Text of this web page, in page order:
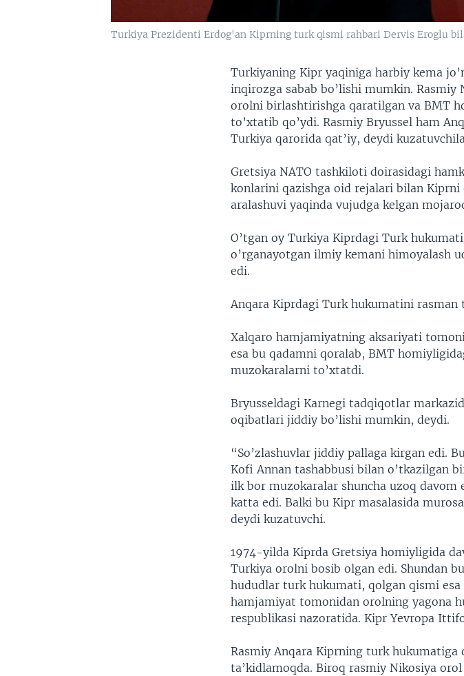
Turkiya Prezidenti Erdog'an Kiprning turk qismi rahbari Dervis Eroglu
Turkiyaning Kipr yaqiniga harbiy kema
inqirozga sabab bo’lishi mumkin.
orolni birlashtirishga qaratilgan va BMT
to’xtatib qo’ydi. Rasmiy Bryussel ham
Turkiya qarorida qat’iy, deydi
Gretsiya NATO tashkiloti doirasidagi
konlarini qazishga oid rejalari bilan
aralashuvi yaqinda vujudga kelgan
O’tgan oy Turkiya Kiprdagi Turk
o’rganayotgan ilmiy kemani himoyalash
edi.
Anqara Kiprdagi Turk hukumatini rasman
Xalqaro hamjamiyatning aksariyati
esa bu qadamni qoralab, BMT
muzokaralarni to’xtatdi.
Bryusseldagi Karnegi tadqiqotlar
oqibatlari jiddiy bo’lishi mumkin, deydi.
“So’zlashuvlar jiddiy pallaga kirgan edi.
Kofi Annan tashabbusi bilan o’tkazilgan
ilk bor muzokaralar shuncha uzoq
katta edi. Balki bu Kipr masalasida
deydi kuzatuvchi.
1974-yilda Kiprda Gretsiya homiyligida
Turkiya orolni bosib olgan edi. Shundan
hududlar turk hukumati, qolgan qismi
hamjamiyat tomonidan orolning yagona
respublikasi nazoratida. Kipr Yevropa
Rasmiy Anqara Kiprning turk
ta’kidlamoqda. Biroq rasmiy Nikosiya